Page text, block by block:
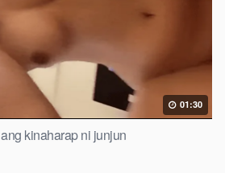
01:30
kinaharap ni junjun